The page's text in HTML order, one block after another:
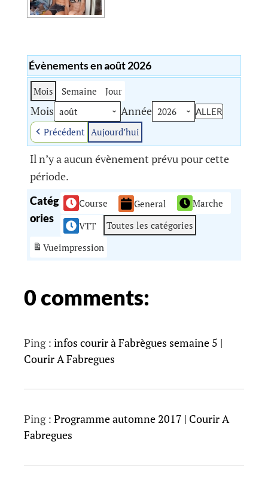
Évènements en août 2026
Mois Semaine Jour
Mois Année
Précédent Aujourd’hui
Il n’y a aucun évènement prévu pour cette
période.
Catég
ories
Course General
Marche
VTT
Toutes les catégories
Vueimpression
0 comments:
Ping : infos courir à Fabrègues semaine 5 |
Courir A Fabregues
Ping : Programme automne 2017 | Courir A
Fabregues